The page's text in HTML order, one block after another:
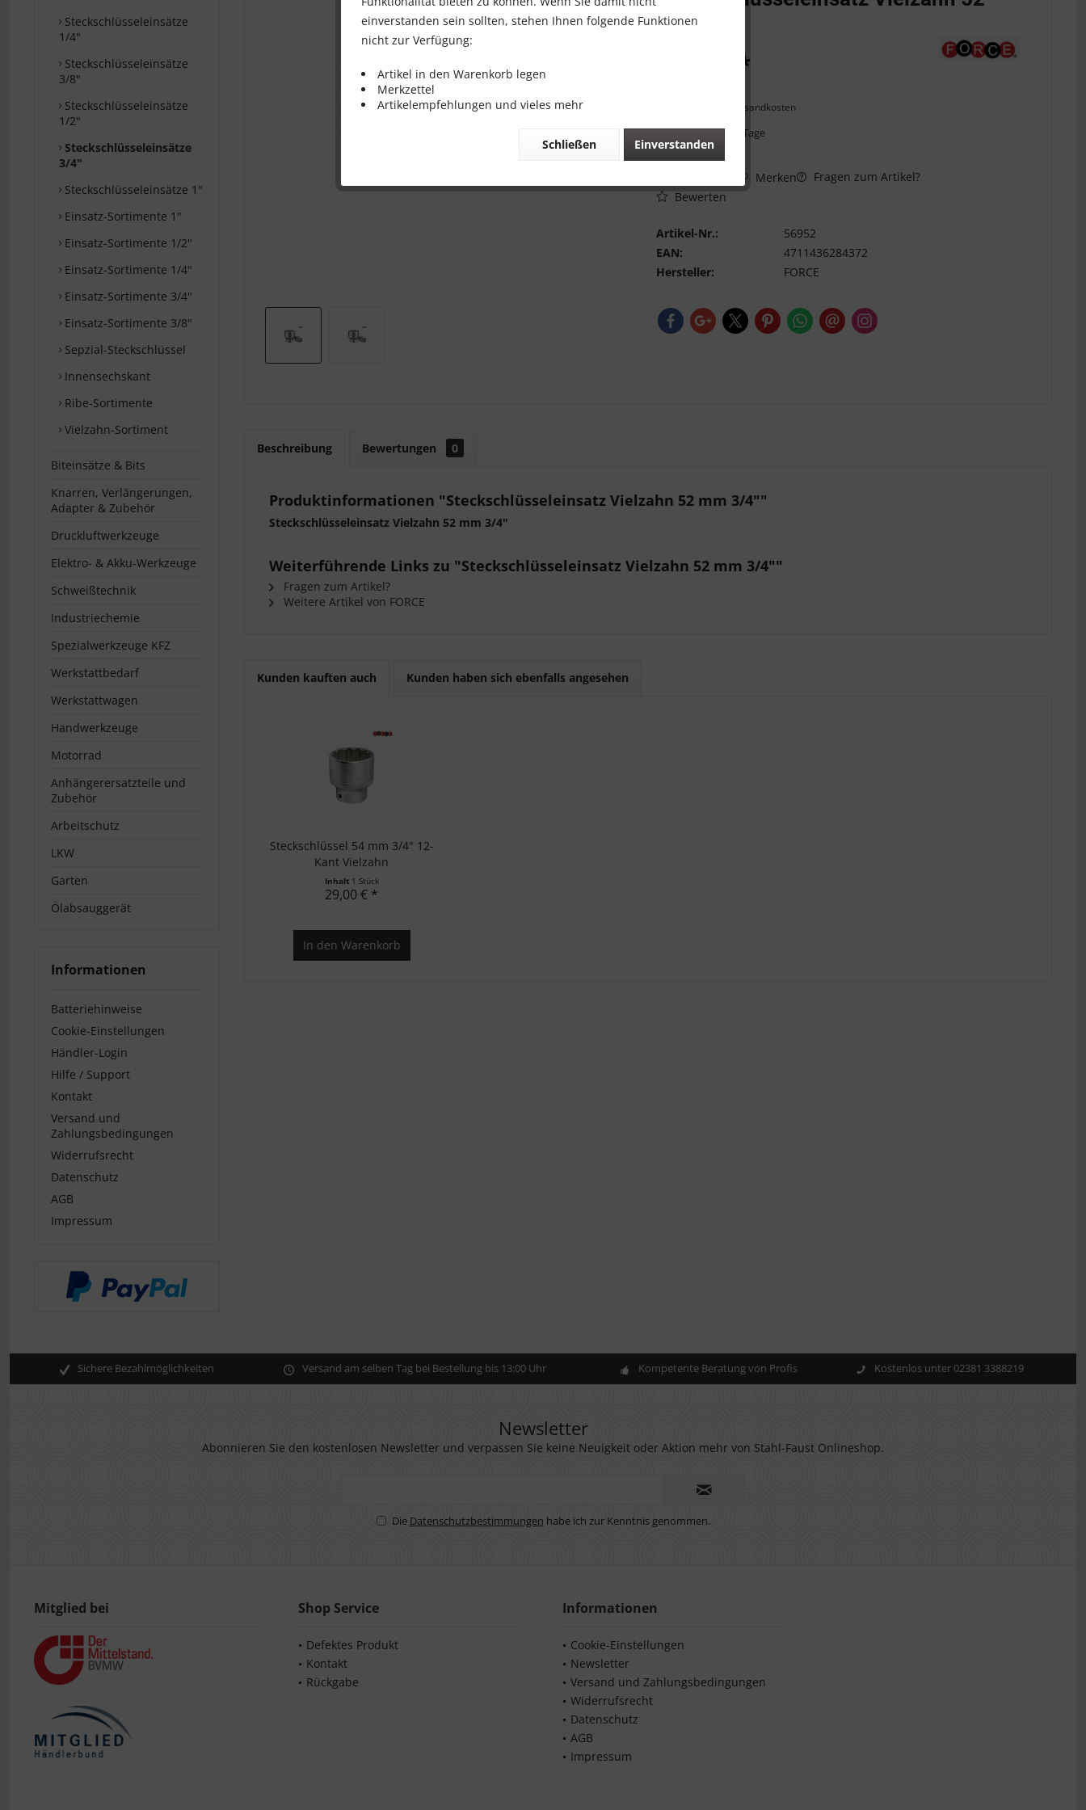
Steckschlüsseleinsätze
1/4"
Steckschlüsseleinsätze
3/8"
Steckschlüsseleinsätze
1/2"
Steckschlüsseleinsätze
3/4"
Steckschlüsseleinsätze 1"
Einsatz-Sortimente 1"
Einsatz-Sortimente 1/2"
Einsatz-Sortimente 1/4"
Einsatz-Sortimente 3/4"
Einsatz-Sortimente 3/8"
Sepzial-Steckschlüssel
Innensechskant
Ribe-Sortimente
Vielzahn-Sortiment
Biteinsätze & Bits
Knarren, Verlängerungen,
Adapter & Zubehör
Druckluftwerkzeuge
Elektro- & Akku-Werkzeuge
Schweißtechnik
Industriechemie
Spezialwerkzeuge KFZ
Werkstattbedarf
Werkstattwagen
Handwerkzeuge
Motorrad
Anhängerersatzteile und
Zubehör
Arbeitschutz
LKW
Garten
Ölabsauggerät
Informationen
Batteriehinweise
Cookie-Einstellungen
Händler-Login
Hilfe / Support
Kontakt
Versand und
Zahlungsbedingungen
Widerrufsrecht
Datenschutz
AGB
Impressum
mm 3/4"
29,00 € *
zzgl. Versandkosten
Lieferzeit ca. 5 Tage
Merken
Fragen zum Artikel?
Bewerten
Artikel-Nr.:
56952
EAN:
4711436284372
Hersteller:
FORCE
Beschreibung Bewertungen 0
Produktinformationen "Steckschlüsseleinsatz Vielzahn 52 mm 3/4""
Steckschlüsseleinsatz Vielzahn 52 mm 3/4"
Weiterführende Links zu "Steckschlüsseleinsatz Vielzahn 52 mm 3/4""
Fragen zum Artikel?
Weitere Artikel von FORCE
Kunden kauften auch Kunden haben sich ebenfalls angesehen
Steckschlüssel 54 mm 3/4" 12-
Kant Vielzahn
Inhalt 1 Stück
29,00 € *
In den Warenkorb
Sichere Bezahlmöglichkeiten Versand am selben Tag bei Bestellung bis 13:00 Uhr Kompetente Beratung von Profis Kostenlos unter 02381 3388219
Newsletter
Abonnieren Sie den kostenlosen Newsletter und verpassen Sie keine Neuigkeit oder Aktion mehr von Stahl-Faust Onlineshop.
Die Datenschutzbestimmungen habe ich zur Kenntnis genommen.
Mitglied bei Shop Service
Defektes Produkt
Kontakt
Rückgabe
Informationen
Cookie-Einstellungen
Newsletter
Versand und Zahlungsbedingungen
Widerrufsrecht
Datenschutz
AGB
Impressum
einverstanden sein sollten, stehen Ihnen folgende Funktionen
nicht zur Verfügung:
Artikel in den Warenkorb legen
Merkzettel
Artikelempfehlungen und vieles mehr
Einverstanden
Schließen